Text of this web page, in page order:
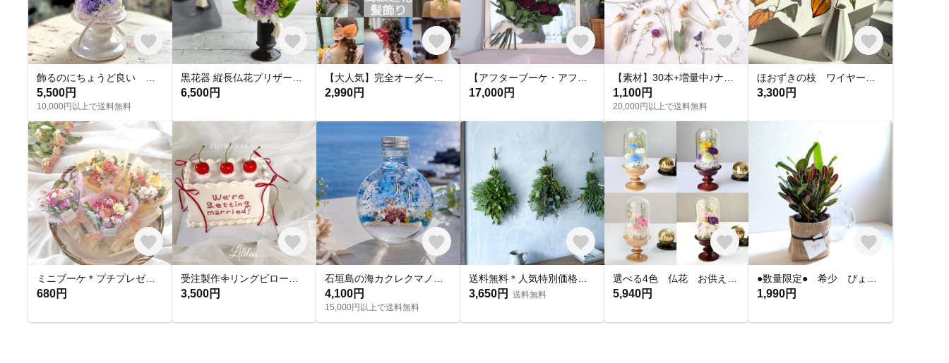
5,500円
10,000円以上で送料無料
6,500円 2,990円 17,000円 1,100円
20,000円以上で送料無料
3,300円
ミニブーケ＊プチプレゼント＊縦約20cm₊⁎⁺ドライフラワー
680円 3,500円 4,100円
15,000円以上で送料無料
3,650円 送料無料 5,940円 1,990円